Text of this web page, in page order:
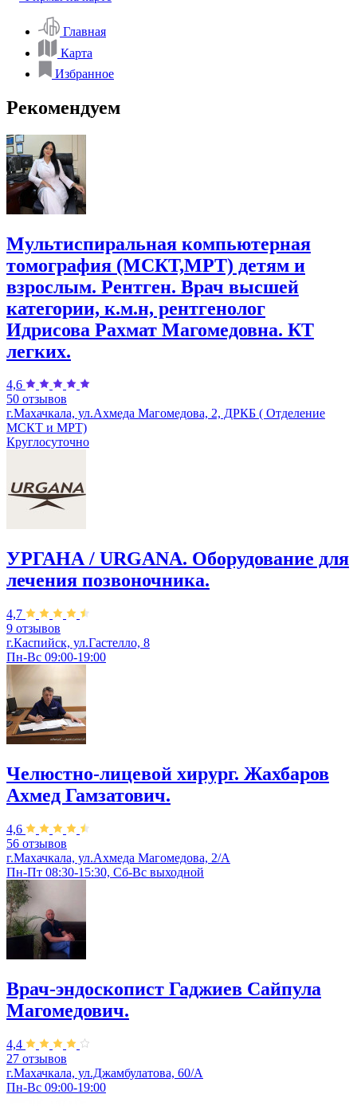
Главная
Карта
Избранное
Рекомендуем
Мультиспиральная компьютерная
томография (МСКТ,МРТ) детям и
взрослым. Рентген. Врач высшей
категории, к.м.н, рентгенолог
Идрисова Рахмат Магомедовна. КТ
легких.
4,6
50 отзывов
г.Махачкала, ул.Ахмеда Магомедова, 2, ДРКБ ( Отделение
МСКТ и МРТ)
Круглосуточно
УРГАНА / URGANA. Оборудование для
лечения позвоночника.
4,7
9 отзывов
г.Каспийск, ул.Гастелло, 8
Пн-Вс 09:00-19:00
Челюстно-лицевой хирург. Жахбаров
Ахмед Гамзатович.
4,6
56 отзывов
г.Махачкала, ул.Ахмеда Магомедова, 2/А
Пн-Пт 08:30-15:30, Сб-Вс выходной
Врач-эндоскопист Гаджиев Сайпула
Магомедович.
4,4
27 отзывов
г.Махачкала, ул.Джамбулатова, 60/А
Пн-Вс 09:00-19:00